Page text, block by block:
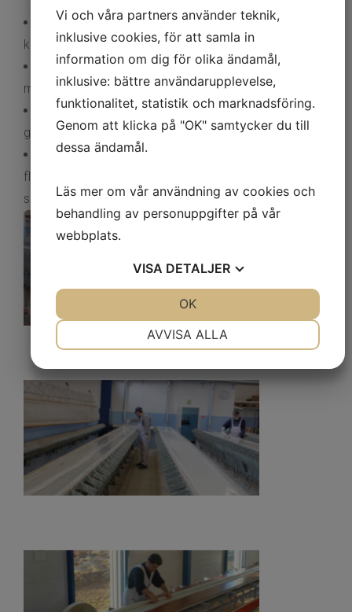
Vid slutmonteringen granskas varje stång och
kontrolleras för att klara våra höga kvalitetskrav.
Adelas flaggstänger levereras med 10 års garanti
mot material och fabrikationsfel.
En lättläst monteringsanvisning medföljer alltid som
gör det enkelt att förankra den nya flaggstången.
Vi erbjuder montage och service av våra
flaggstänger genom våra återförsäljare och
samarbetspartners!
Vi och våra partners använder teknik,
inklusive cookies, för att samla in
information om dig för olika ändamål,
inklusive: bättre användarupplevelse,
funktionalitet, statistik och marknadsföring.
Genom att klicka på "OK" samtycker du till
dessa ändamål.
Läs mer om vår användning av cookies och
behandling av personuppgifter på vår
webbplats.
VISA DETALJER
MARKNADSFÖRING STATISTIK
AVVISA ALLA
OK